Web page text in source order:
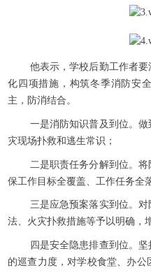
他表示，学校后勤工作者
化四项措施，构筑冬季消防安
主，防消结合。
一是消防知识普及到位。
灾现场扑救和逃生常识；
二是职责任务分解到位。
保工作目标全覆盖、工作任务全
三是应急预案落实到位。
法、火灾扑救措施等予以明确，
四是安全隐患排查到位。
的巡查力度，对学校食堂、办